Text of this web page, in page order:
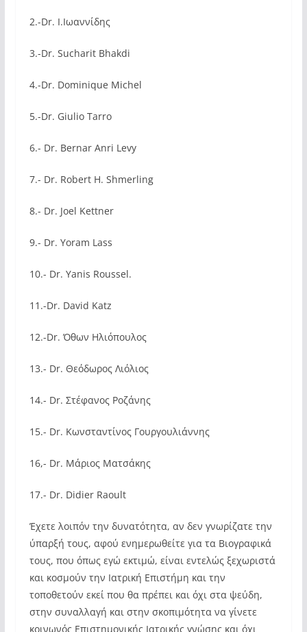
2.-Dr. Ι.Ιωαννίδης
3.-Dr. Sucharit Bhakdi
4.-Dr. Dominique Michel
5.-Dr. Giulio Tarro
6.- Dr. Bernar Anri Levy
7.- Dr. Robert H. Shmerling
8.- Dr. Joel Kettner
9.- Dr. Yoram Lass
10.- Dr. Yanis Roussel.
11.-Dr. David Katz
12.-Dr. Όθων Ηλιόπουλος
13.- Dr. Θεόδωρος Λιόλιος
14.- Dr. Στέφανος Ροζάνης
15.- Dr. Κωνσταντίνος Γουργουλιάννης
16,- Dr. Μάριος Ματσάκης
17.- Dr. Didier Raoult
Έχετε λοιπόν την δυνατότητα, αν δεν γνωρίζατε την
ύπαρξή τους, αφού ενημερωθείτε για τα Βιογραφικά
τους, που όπως εγώ εκτιμώ, είναι εντελώς ξεχωριστά
και κοσμούν την Ιατρική Επιστήμη και την
τοποθετούν εκεί που θα πρέπει και όχι στα ψεύδη,
στην συναλλαγή και στην σκοπιμότητα να γίνετε
κοινωνός Επιστημονικής Ιατρικής γνώσης και όχι